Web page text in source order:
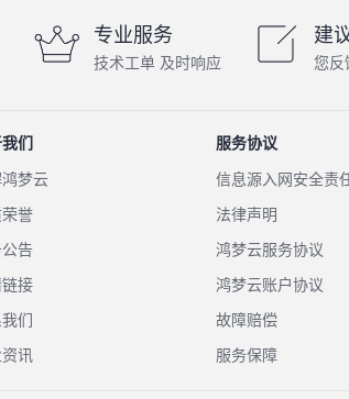
专业服务
技术工单 及时响应
建
您反
们
梦云
誉
告
接
们
讯
服务协议
信息源入网安全责
法律声明
鸿梦云服务协议
鸿梦云账户协议
故障赔偿
服务保障